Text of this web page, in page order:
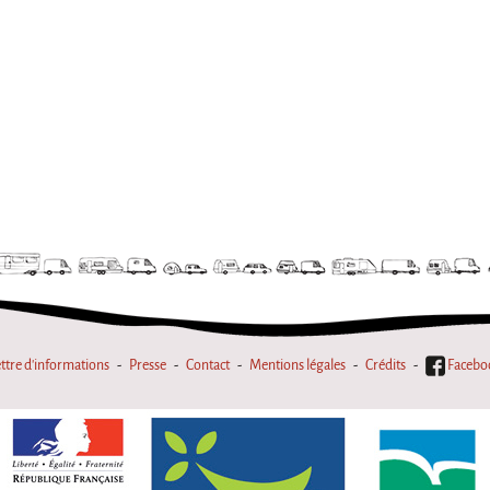
d'informations Presse Contact Mentions légales Crédits